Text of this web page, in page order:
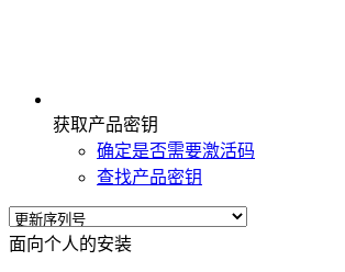
获取产品密钥
确定是否需要激活码
查找产品密钥
面向个人的安装